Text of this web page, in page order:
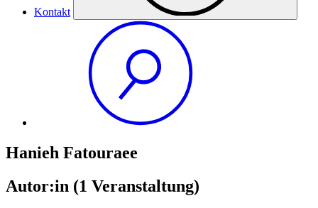
Kontakt
Hanieh Fatouraee
Autor:in (1 Veranstaltung)